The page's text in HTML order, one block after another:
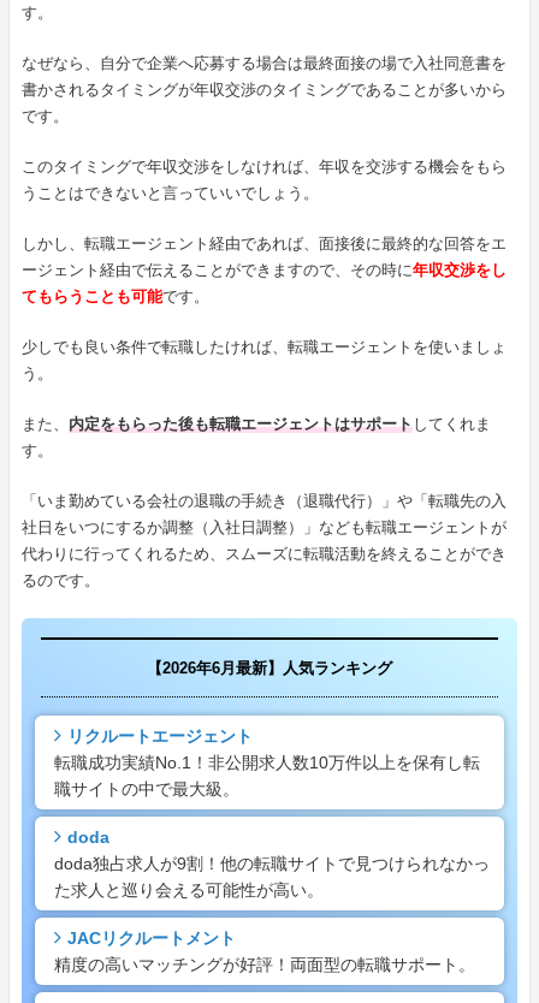
す。
なぜなら、自分で企業へ応募する場合は最終面接の場で入社同意書を
書かされるタイミングが年収交渉のタイミングであることが多いから
です。
このタイミングで年収交渉をしなければ、年収を交渉する機会をもら
うことはできないと言っていいでしょう。
しかし、転職エージェント経由であれば、面接後に最終的な回答をエ
ージェント経由で伝えることができますので、その時に年収交渉をし
てもらうことも可能です。
少しでも良い条件で転職したければ、転職エージェントを使いましょ
う。
また、 内定をもらった後も転職エージェントはサポートしてくれま
す。
「いま勤めている会社の退職の手続き（退職代行）」や「転職先の入
社日をいつにするか調整（入社日調整）」なども転職エージェントが
代わりに行ってくれるため、スムーズに転職活動を終えることができ
るのです。
【2026年6月最新】人気ランキング
リクルートエージェント
転職成功実績No.1！非公開求人数10万件以上を保有し転
職サイトの中で最大級。
doda
doda独占求人が9割！他の転職サイトで見つけられなかっ
た求人と巡り会える可能性が高い。
JACリクルートメント
精度の高いマッチングが好評！両面型の転職サポート。